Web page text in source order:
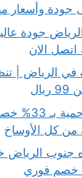
جودة وأسعار
اتصل الان
الرياض |
شركة تنظيف
كل الأوساخ